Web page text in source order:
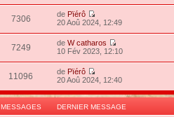
7306 de Pïérô
20 Aoû 2024, 12:49
7249 deW catharos
10 Fév 2023, 12:10
11096 de Pïérô
20 Aoû 2024, 12:40
MESSAGES DERNIER MESSAGE